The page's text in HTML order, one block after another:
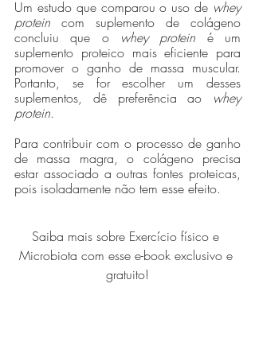
Um estudo que comparou o uso de whey
protein com suplemento de colágeno
concluiu que o whey protein é um
suplemento proteico mais eficiente para
promover o ganho de massa muscular.
Portanto, se for escolher um desses
suplementos, dê preferência ao whey
protein.
Para contribuir com o processo de ganho
de massa magra, o colágeno precisa
estar associado a outras fontes proteicas,
pois isoladamente não tem esse efeito.
Saiba mais sobre Exercício físico e
Microbiota com esse e-book exclusivo e
gratuito!